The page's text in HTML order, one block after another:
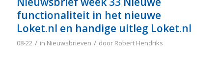
functionaliteit in het nieuwe
Loket.nl en handige uitleg Loket.nl
08-22 / in Nieuwsbrieven / door Robert Hendriks